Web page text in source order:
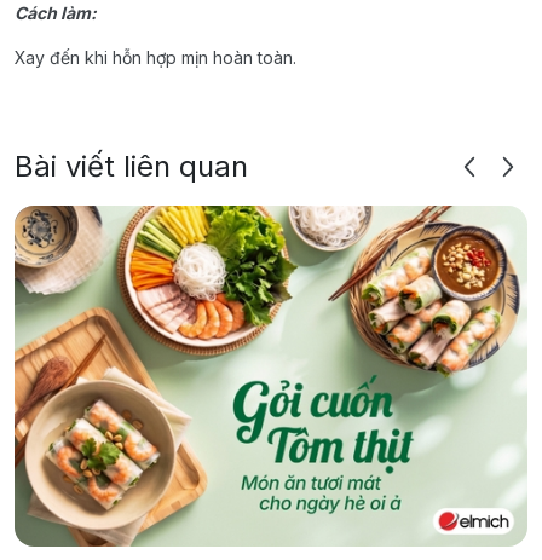
Cách làm:
Xay đến khi hỗn hợp mịn hoàn toàn.
Bài viết liên quan